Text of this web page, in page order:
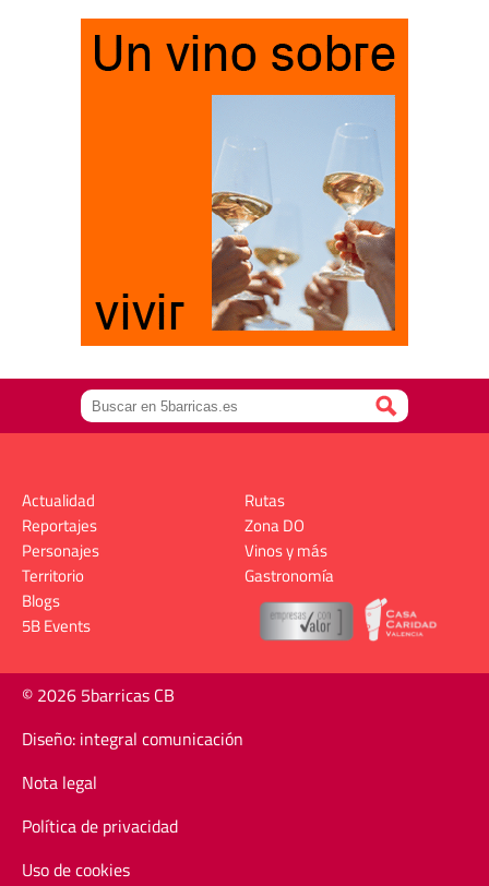
Actualidad
Reportajes
Personajes
Territorio
Rutas
Zona DO
Vinos y más
Gastronomía
Blogs
5B Events
© 2026 5barricas CB
Diseño: integral comunicación
Nota legal
Política de privacidad
Uso de cookies